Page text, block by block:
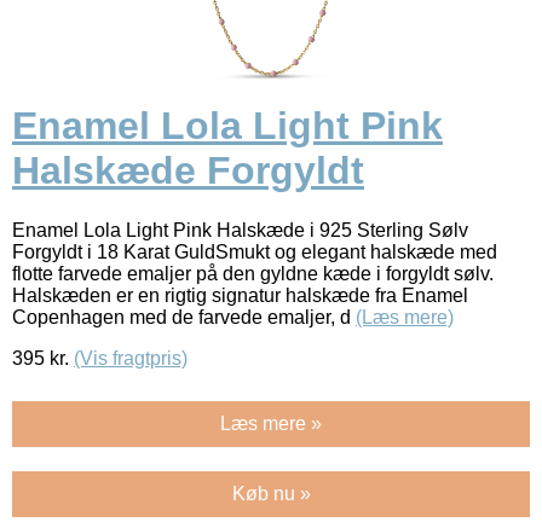
Enamel Lola Light Pink
Halskæde Forgyldt
Enamel Lola Light Pink Halskæde i 925 Sterling Sølv
Forgyldt i 18 Karat GuldSmukt og elegant halskæde med
flotte farvede emaljer på den gyldne kæde i forgyldt sølv.
Halskæden er en rigtig signatur halskæde fra Enamel
Copenhagen med de farvede emaljer, d (Læs mere)
395 kr. (Vis fragtpris)
Læs mere »
Køb nu »